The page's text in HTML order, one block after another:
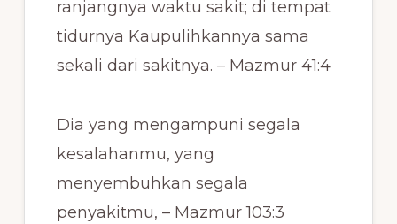
ranjangnya waktu sakit; di tempat
tidurnya Kaupulihkannya sama
sekali dari sakitnya. – Mazmur 41:4
Dia yang mengampuni segala
kesalahanmu, yang
menyembuhkan segala
penyakitmu, – Mazmur 103:3